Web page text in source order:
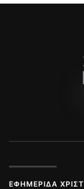
ΕΦΗΜΕΡΊΔΑ